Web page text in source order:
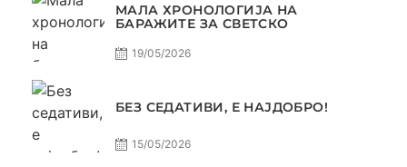
МАЛА ХРОНОЛОГИЈА НА
БАРАЖИТЕ ЗА СВЕТСКО
19/05/2026
БЕЗ СЕДАТИВИ, Е НАЈДОБРО!
15/05/2026